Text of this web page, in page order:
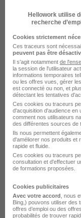
Preparateurs
Polyvalents
Axia Intérim
Lesquin - 59
Voir l’offre
Hellowork utilise
recherche
Cookies strictement
Ces traceurs sont
peuvent pas être
Il s'agit notamment de
la session de l'utilisateur
informations temporaires
ou les offres vues, gérer
est connecté ou non, et
détectant les tentatives
Ces cookies ou traceurs
d'acquisition d'audience en
comment nos utilisateurs
des différentes sources de
Ils nous permettent
d'améliorer nos produits et
rapide et fluide.
Ces cookies ou traceurs
consultation et d'effectuer
de formations proposées.
Cookies publicitaires
Avec votre accord , nous
Bing,) pouvons utiliser des
offres d’emploi ou des
probabilités de trouver